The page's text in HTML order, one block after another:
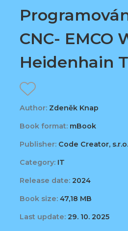
CNC- EMCO
Heidenhain
Author: Zdeněk Knap
Book format: mBook
Publisher: Code Creator, s.r.o.
Category: IT
Release date: 2024
Book size: 47,18 MB
Last update: 29. 10. 2025